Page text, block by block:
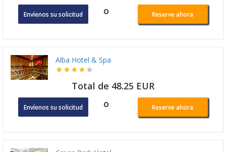
Envíenos su solicitud o Reserve ahora
Alba Hotel & Spa
Total de 48.25 EUR
Envíenos su solicitud o Reserve ahora